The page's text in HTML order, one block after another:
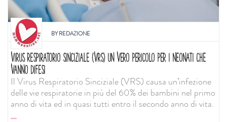
BYREDAZIONE
VIRUS RESPIRATORIO SINCIZIALE (VRS) UN VERO PERICOLO PER I NEONATI CHE
VANNO DIFESI
Il Virus Respiratorio Sinciziale (VRS) causa un’infezione
delle vie respiratorie in più del 60% dei bambini nel primo
anno di vita ed in quasi tutti entro il secondo anno di vita.
...